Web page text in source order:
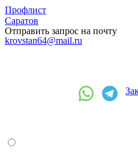
Профлист
Саратов
Отправить запрос на почту
krovstan64@mail.ru